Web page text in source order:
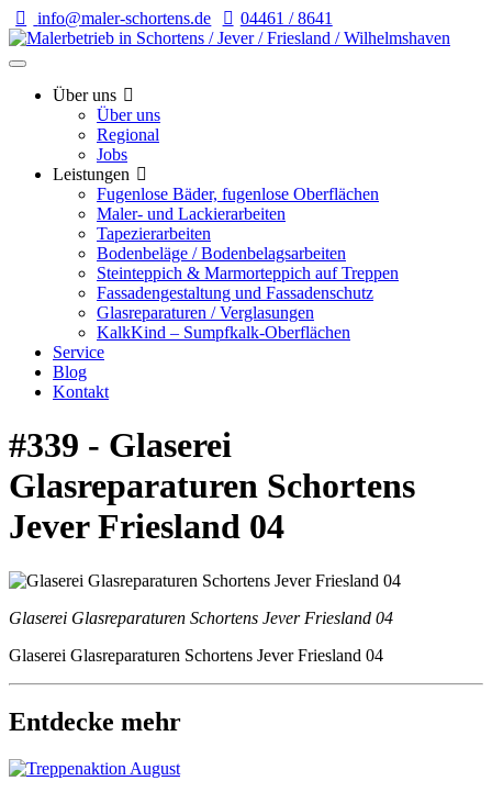
info@maler-schortens.de 04461 / 8641
Über uns
Über uns
Regional
Jobs
Leistungen
Fugenlose Bäder, fugenlose Oberflächen
Maler- und Lackierarbeiten
Tapezierarbeiten
Bodenbeläge / Bodenbelagsarbeiten
Steinteppich & Marmorteppich auf Treppen
Fassadengestaltung und Fassadenschutz
Glasreparaturen / Verglasungen
KalkKind – Sumpfkalk-Oberflächen
Service
Blog
Kontakt
#339 - Glaserei
Glasreparaturen Schortens
Jever Friesland 04
Glaserei Glasreparaturen Schortens Jever Friesland 04
Glaserei Glasreparaturen Schortens Jever Friesland 04
Entdecke mehr